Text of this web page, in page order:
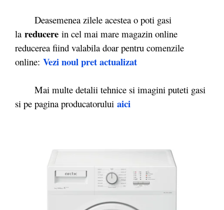
Deasemenea zilele acestea o poti gasi
la reducere in cel mai mare magazin online
reducerea fiind valabila doar pentru comenzile
online: Vezi noul pret actualizat
Mai multe detalii tehnice si imagini puteti gasi
si pe pagina producatorului aici